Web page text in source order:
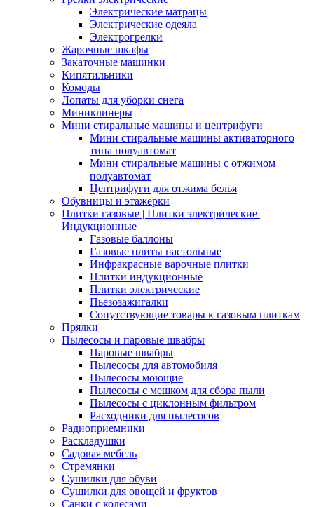
Электрические матрацы
Электрические одеяла
Электрогрелки
Жарочные шкафы
Закаточные машинки
Кипятильники
Комоды
Лопаты для уборки снега
Миниклинеры
Мини стиральные машины и центрифуги
Мини стиральные машины активаторного
типа полуавтомат
Мини стиральные машины с отжимом
полуавтомат
Центрифуги для отжима белья
Обувницы и этажерки
Плитки газовые | Плитки электрические |
Индукционные
Газовые баллоны
Газовые плиты настольные
Инфракрасные варочные плитки
Плитки индукционные
Плитки электрические
Пьезозажигалки
Сопутствующие товары к газовым плиткам
Прялки
Пылесосы и паровые швабры
Паровые швабры
Пылесосы для автомобиля
Пылесосы моющие
Пылесосы с мешком для сбора пыли
Пылесосы с циклонным фильтром
Расходники для пылесосов
Радиоприемники
Раскладушки
Садовая мебель
Стремянки
Сушилки для обуви
Сушилки для овощей и фруктов
Санки с колесами